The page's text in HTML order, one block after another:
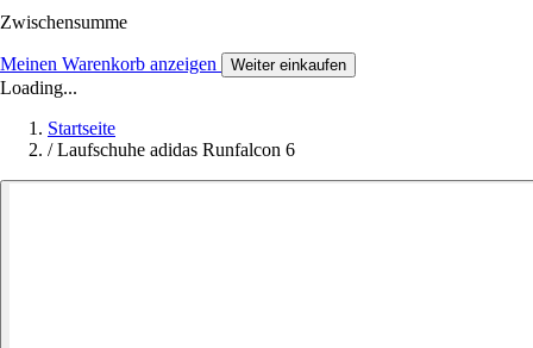
Zwischensumme
Meinen Warenkorb anzeigen Weiter einkaufen
Loading...
Startseite
/ Laufschuhe adidas Runfalcon 6